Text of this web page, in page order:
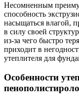
Несомненным
способность
насыщаться влагой,
в силу своей
из-за чего быстро
приходит в
утеплителя для
Особенности